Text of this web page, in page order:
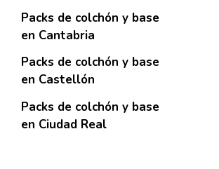
Packs de colchón y base
en Cantabria
Packs de colchón y base
en Castellón
Packs de colchón y base
en Ciudad Real